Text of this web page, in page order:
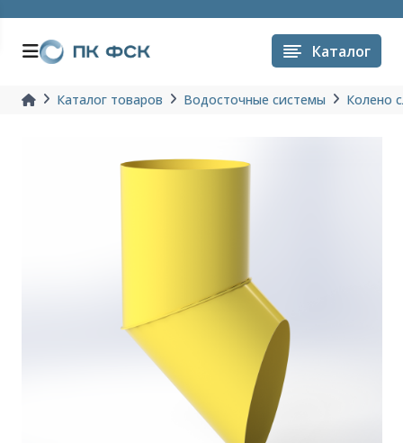
Каталог
Каталог товаров Водосточные системы Колено